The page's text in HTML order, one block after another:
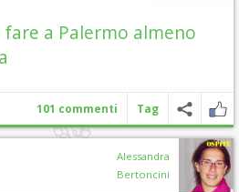
a Palermo almeno
101 commenti Tag
Alessandra
Bertoncini